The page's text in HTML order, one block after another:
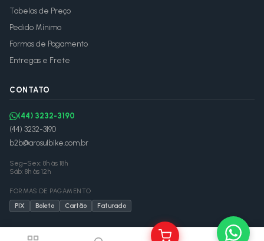
Tabelas de Preço
Pedido Mínimo
Formas de Pagamento
Entregas e Frete
CONTATO
(44) 3232-3190
(44) 3232-3190
b2b@arosulbike.com.br
Seg–Sex: 8h às 18h
Sáb: 8h às 12h
FORMAS DE PAGAMENTO
PIX
Boleto Cartão Faturado